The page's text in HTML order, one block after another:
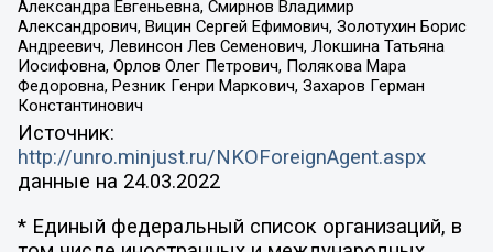
Александра Евгеньевна, Смирнов Владимир
Александрович, Вицин Сергей Ефимович, Золотухин Борис
Андреевич, Левинсон Лев Семенович, Локшина Татьяна
Иосифовна, Орлов Олег Петрович, Полякова Мара
Федоровна, Резник Генри Маркович, Захаров Герман
Константинович
Источник:
http://unro.minjust.ru/NKOForeignAgent.aspx
данные на 24.03.2022
* Единый федеральный список организаций, в